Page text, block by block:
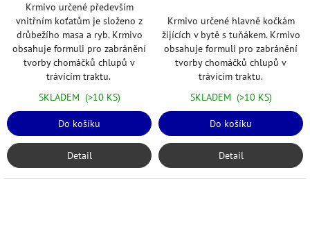
Krmivo určené především
vnitřním koťatům je složeno z
drůbežího masa a ryb. Krmivo
obsahuje formuli pro zabránění
tvorby chomáčků chlupů v
trávícím traktu.
SKLADEM (>10 KS)
Do košíku
Detail
Krmivo určené hlavně kočkám
žijících v bytě s tuňákem. Krmivo
obsahuje formuli pro zabránění
tvorby chomáčků chlupů v
trávícím traktu.
SKLADEM (>10 KS)
Do košíku
Detail